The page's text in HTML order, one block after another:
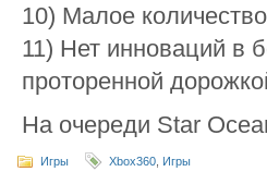
10) Малое
11) Нет инноваций в
проторенной
На очереди Star
Игры Xbox360 Игры